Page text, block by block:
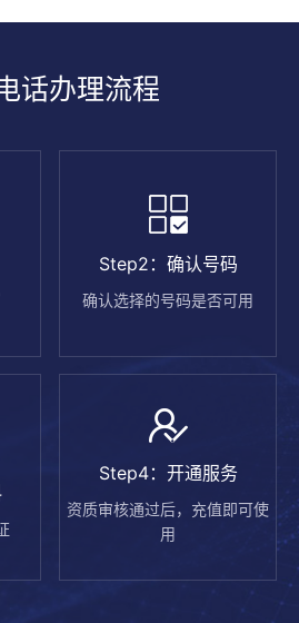
话办理流程
Step2：确认号码
确认选择的号码是否可用
Step4：开通服务
资质审核通过后，充值即可使
用